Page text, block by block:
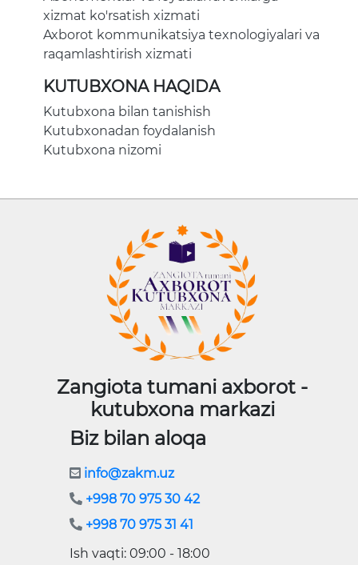
xizmat ko'rsatish xizmati
Axborot kommunikatsiya texnologiyalari va
raqamlashtirish xizmati
KUTUBXONA HAQIDA
Kutubxona bilan tanishish
Kutubxonadan foydalanish
Kutubxona nizomi
Zangiota tumani axborot -
kutubxona markazi
Biz bilan aloqa
info@zakm.uz
+998 70 975 30 42
+998 70 975 31 41
Ish vaqti: 09:00 - 18:00